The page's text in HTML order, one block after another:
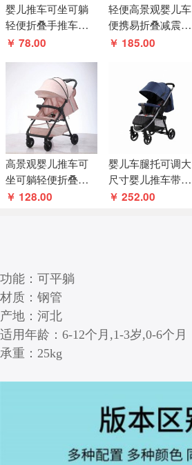
婴儿推车可坐可躺
轻便折叠手推车避
震新生儿小孩高景
￥ 78.00
轻便高景观婴儿车
便携易折叠减震双
向可坐可躺遛娃神
￥ 185.00
高景观婴儿推车可
坐可躺轻便折叠儿
童推车宝宝四轮口
￥ 128.00
婴儿车腿托可调大
尺寸婴儿推车带连
杆制动器婴儿推车
￥ 252.00
功能：可平躺
材质：钢管
产地：河北
适用年龄：6-12个月,1-3岁,0-6个月
承重：25kg